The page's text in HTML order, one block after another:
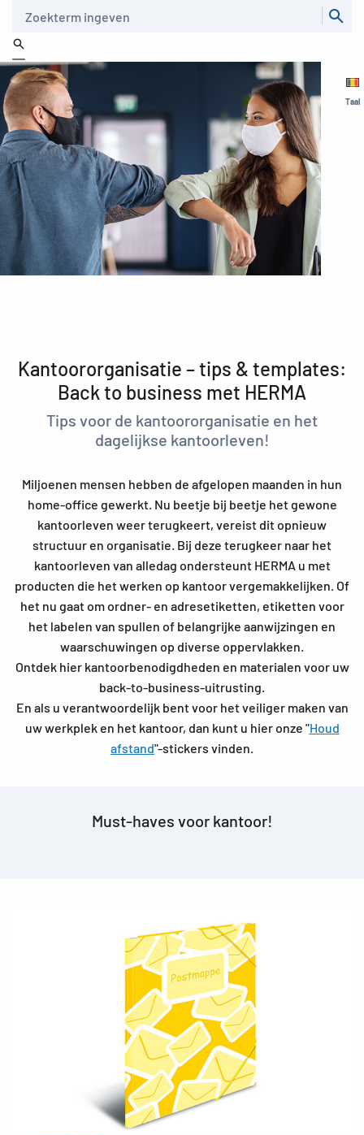
Taal
Kantoororganisatie – tips & templates:
Back to business met HERMA
Tips voor de kantoororganisatie en het
dagelijkse kantoorleven!
Miljoenen mensen hebben de afgelopen maanden in hun
home-office gewerkt. Nu beetje bij beetje het gewone
kantoorleven weer terugkeert, vereist dit opnieuw
structuur en organisatie. Bij deze terugkeer naar het
kantoorleven van alledag ondersteunt HERMA u met
producten die het werken op kantoor vergemakkelijken. Of
het nu gaat om ordner- en adresetiketten, etiketten voor
het labelen van spullen of belangrijke aanwijzingen en
waarschuwingen op diverse oppervlakken.
Ontdek hier kantoorbenodigdheden en materialen voor uw
back-to-business-uitrusting.
En als u verantwoordelijk bent voor het veiliger maken van
uw werkplek en het kantoor, dan kunt u hier onze "Houd
afstand"-stickers vinden.
Must-haves voor kantoor!